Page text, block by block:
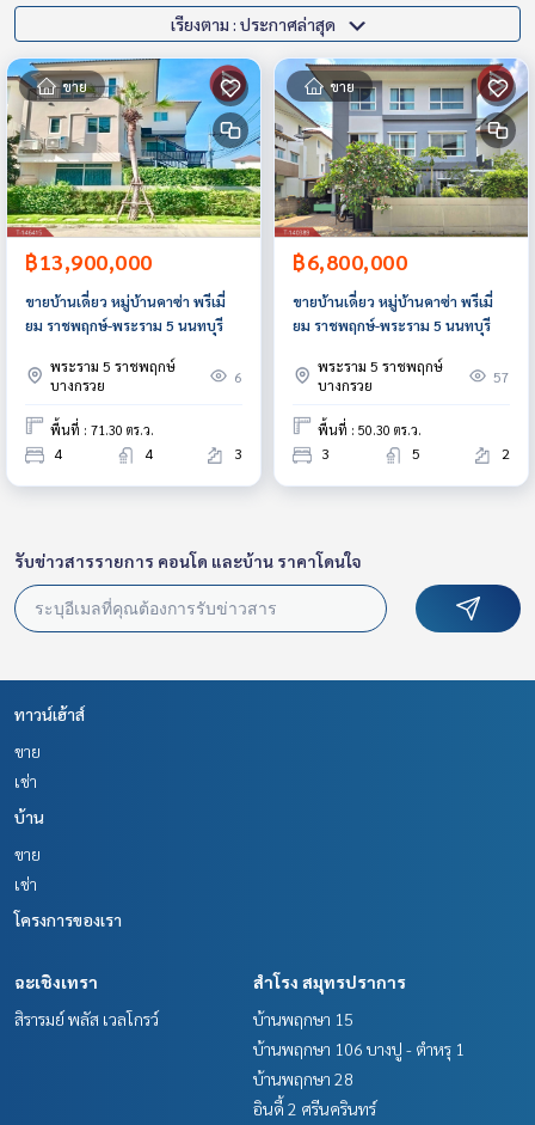
เรียงตาม : ประกาศล่าสุด
ขาย
฿13,900,000
ขายบ้านเดี่ยว หมู่บ้านคาซ่า พรีเมี่
ยม ราชพฤกษ์-พระราม 5 นนทบุรี
พระราม 5 ราชพฤกษ์
บางกรวย
6
พื้นที่ : 71.30 ตร.ว.
4 4 3
ขาย
฿6,800,000
ขายบ้านเดี่ยว หมู่บ้านคาซ่า พรีเมี่
ยม ราชพฤกษ์-พระราม 5 นนทบุรี
พระราม 5 ราชพฤกษ์
บางกรวย
57
พื้นที่ : 50.30 ตร.ว.
3 5 2
รับข่าวสารรายการ คอนโด และบ้าน ราคาโดนใจ
ทาวน์เฮ้าส์
ขาย
เช่า
บ้าน
ขาย
เช่า
โครงการของเรา
ฉะเชิงเทรา
สิรารมย์ พลัส เวลโกรว์
สำโรง สมุทรปราการ
บ้านพฤกษา 15
บ้านพฤกษา 106 บางปู - ตำหรุ 1
บ้านพฤกษา 28
อินดี้ 2 ศรีนครินทร์